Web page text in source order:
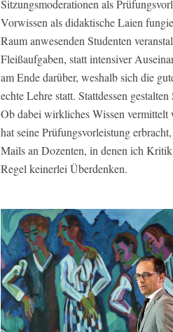
Sitzungsmoderationen als
Vorwissen als didaktische Laien
Raum anwesenden Studenten
Fleißaufgaben, statt intensiver
am Ende darüber, weshalb sich die
echte Lehre statt. Stattdessen
Ob dabei wirkliches Wissen vermittelt
hat seine Prüfungsvorleistung
Mails an Dozenten, in denen ich
Regel keinerlei Überdenken.